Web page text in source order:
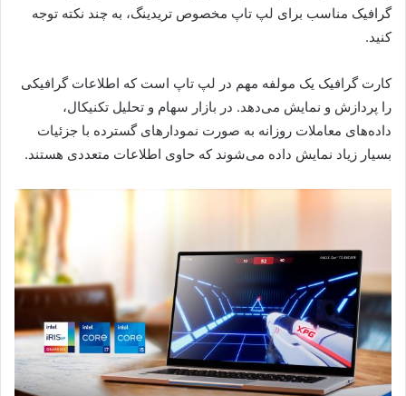
گرافیک مناسب برای لپ تاپ مخصوص تریدینگ، به چند نکته توجه
کنید.
کارت گرافیک یک مولفه مهم در لپ تاپ است که اطلاعات گرافیکی
را پردازش و نمایش می‌دهد. در بازار سهام و تحلیل تکنیکال،
داده‌های معاملات روزانه به صورت نمودارهای گسترده با جزئیات
بسیار زیاد نمایش داده می‌شوند که حاوی اطلاعات متعددی هستند.